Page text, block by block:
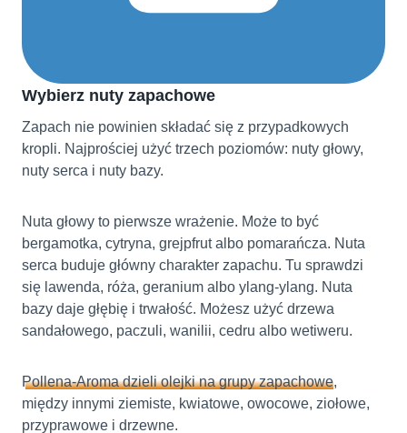
Wybierz nuty zapachowe
Zapach nie powinien składać się z przypadkowych
kropli. Najprościej użyć trzech poziomów: nuty głowy,
nuty serca i nuty bazy.
Nuta głowy to pierwsze wrażenie. Może to być
bergamotka, cytryna, grejpfrut albo pomarańcza. Nuta
serca buduje główny charakter zapachu. Tu sprawdzi
się lawenda, róża, geranium albo ylang-ylang. Nuta
bazy daje głębię i trwałość. Możesz użyć drzewa
sandałowego, paczuli, wanilii, cedru albo wetiweru.
Pollena-Aroma dzieli olejki na grupy zapachowe,
między innymi ziemiste, kwiatowe, owocowe, ziołowe,
przyprawowe i drzewne.